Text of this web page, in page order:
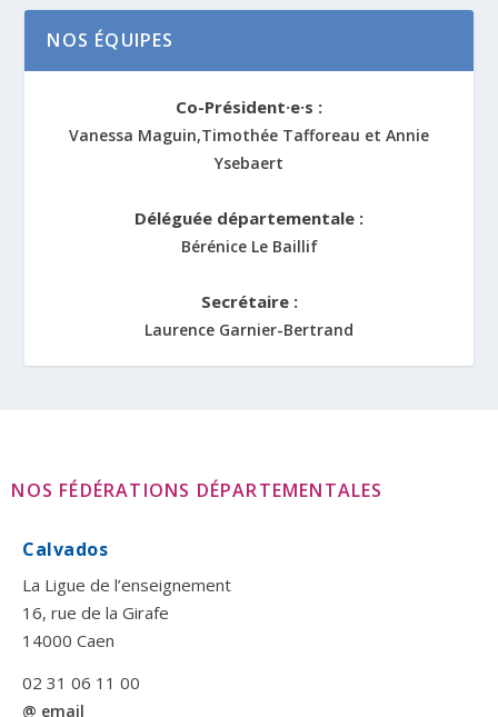
NOS ÉQUIPES
Co-Président·e·s :
Vanessa Maguin,Timothée Tafforeau et Annie
Ysebaert
Déléguée départementale :
Bérénice Le Baillif
Secrétaire :
Laurence Garnier-Bertrand
NOS FÉDÉRATIONS DÉPARTEMENTALES
Calvados
La Ligue de l’enseignement
16, rue de la Girafe
14000 Caen
02 31 06 11 00
@ email